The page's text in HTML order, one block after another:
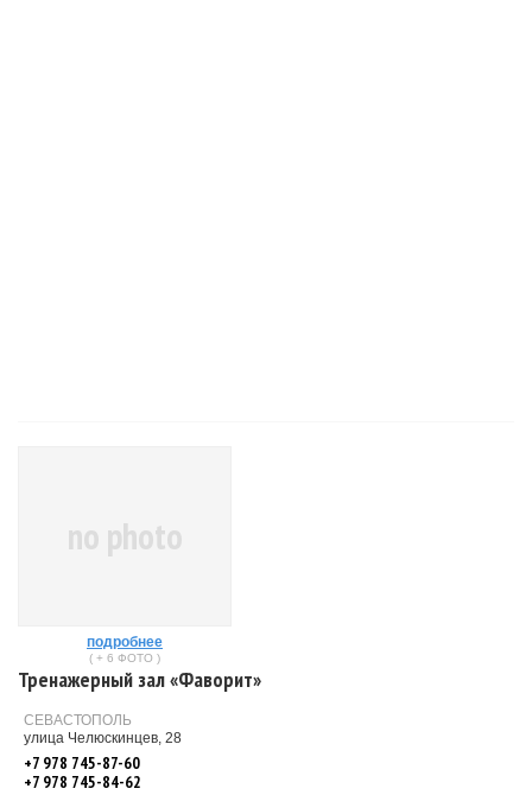
no photo
подробнее
( + 6 ФОТО )
Тренажерный зал «Фаворит»
СЕВАСТОПОЛЬ
улица Челюскинцев, 28
+7 978 745-87-60
+7 978 745-84-62